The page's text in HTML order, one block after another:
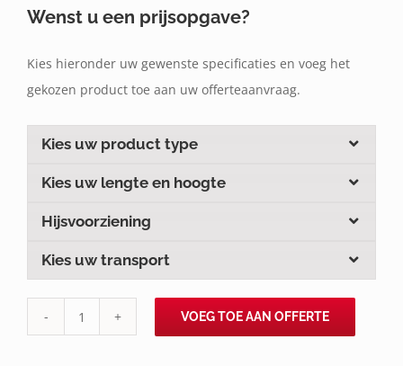
Wenst u een prijsopgave?
Kies hieronder uw gewenste specificaties en voeg het
gekozen product toe aan uw offerteaanvraag.
Kies uw product type
Kies uw lengte en hoogte
Hijsvoorziening
Kies uw transport
VOEG TOE AAN OFFERTE